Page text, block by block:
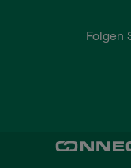
Folgen